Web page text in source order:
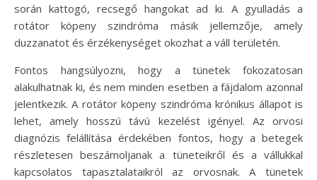
során kattogó, recsegő hangokat ad ki. A gyulladás a
rotátor köpeny szindróma másik jellemzője, amely
duzzanatot és érzékenységet okozhat a váll területén.
Fontos hangsúlyozni, hogy a tünetek fokozatosan
alakulhatnak ki, és nem minden esetben a fájdalom azonnal
jelentkezik. A rotátor köpeny szindróma krónikus állapot is
lehet, amely hosszú távú kezelést igényel. Az orvosi
diagnózis felállítása érdekében fontos, hogy a betegek
részletesen beszámoljanak a tüneteikről és a vállukkal
kapcsolatos tapasztalataikról az orvosnak. A tünetek